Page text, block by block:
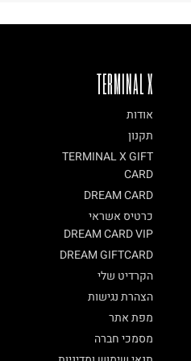
TERMINAL X
אודות
תקנון
TERMINAL X GIFT
CARD
DREAM CARD
כרטיס אשראי
DREAM CARD VIP
DREAM GIFTCARD
הקרדיט שלי
הצהרת נגישות
מפת אתר
מסמכי חברה